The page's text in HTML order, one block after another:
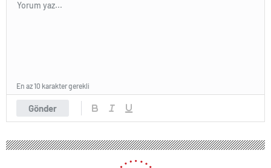
Gönder
En az 10 karakter gerekli